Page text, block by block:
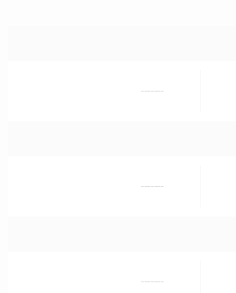
-------
-------
-------